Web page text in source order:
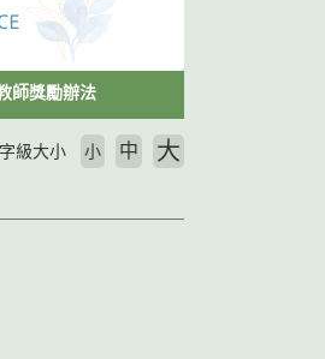
師獎勵辦法
字級大小 小 中 大